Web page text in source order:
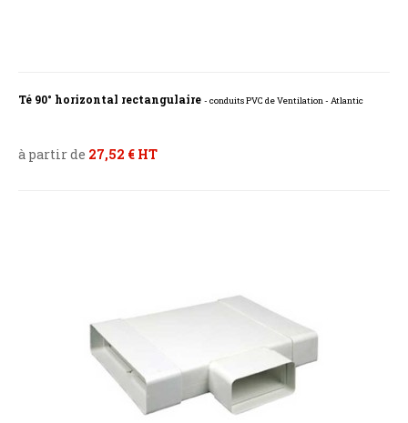
Té 90° horizontal rectangulaire - conduits PVC de Ventilation - Atlantic
à partir de 27,52 € HT